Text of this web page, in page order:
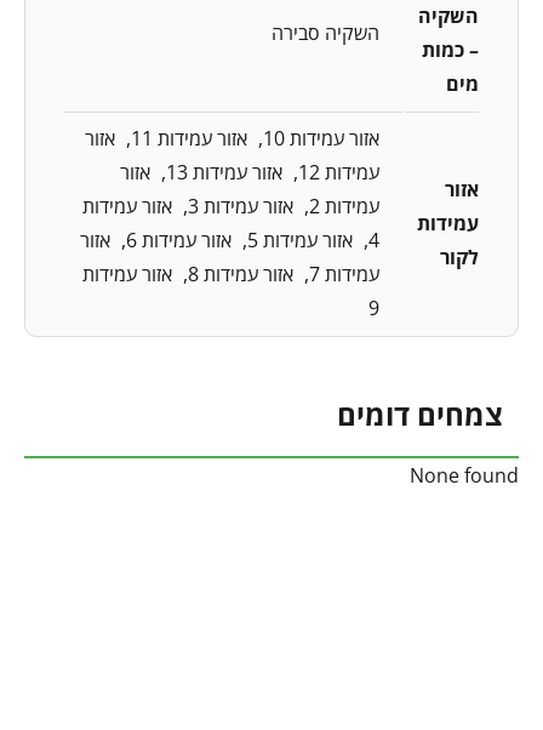
השקיה
– כמות
מים
השקיה סבירה
אזור
עמידות
לקור
אזור עמידות 10 אזור עמידות 11
אזור
עמידות 12
אזור עמידות 13
אזור
עמידות 2
אזור עמידות 3
אזור עמידות
4 אזור עמידות 5 אזור עמידות 6
אזור
עמידות 7
אזור עמידות 8
אזור עמידות
9
צמחים דומים
None found